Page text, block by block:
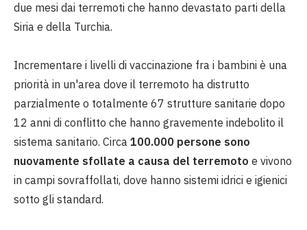
due mesi dai terremoti che hanno devastato parti della
Siria e della Turchia.
Incrementare i livelli di vaccinazione fra i bambini è una
priorità in un'area dove il terremoto ha distrutto
parzialmente o totalmente 67 strutture sanitarie dopo
12 anni di conflitto che hanno gravemente indebolito il
sistema sanitario. Circa 100.000 persone sono
nuovamente sfollate a causa del terremoto e vivono
in campi sovraffollati, dove hanno sistemi idrici e igienici
sotto gli standard.